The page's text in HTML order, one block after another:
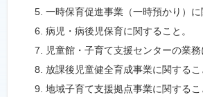
一時保育促進事業（一時預かり）に
病児・病後児保育に関すること。
児童館・子育て支援センターの業務
放課後児童健全育成事業に関するこ
地域子育て支援拠点事業に関するこ